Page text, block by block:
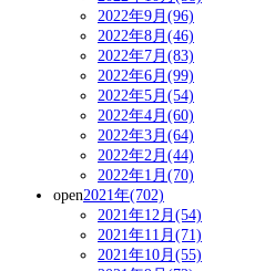
2022年9月(96)
2022年8月(46)
2022年7月(83)
2022年6月(99)
2022年5月(54)
2022年4月(60)
2022年3月(64)
2022年2月(44)
2022年1月(70)
open2021年(702)
2021年12月(54)
2021年11月(71)
2021年10月(55)